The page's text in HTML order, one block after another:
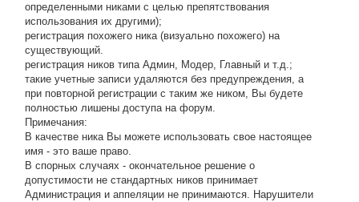
определенными никами с целью препятствования
использования их другими);
регистрация похожего ника (визуально похожего) на
существующий.
регистрация ников типа Админ, Модер, Главный и т.д.;
такие учетные записи удаляются без предупреждения, а
при повторной регистрации с таким же ником, Вы будете
полностью лишены доступа на форум.
Примечания:
В качестве ника Вы можете использовать свое настоящее
имя - это ваше право.
В спорных случаях - окончательное решение о
допустимости не стандартных ников принимает
Администрация и аппеляции не принимаются. Нарушители